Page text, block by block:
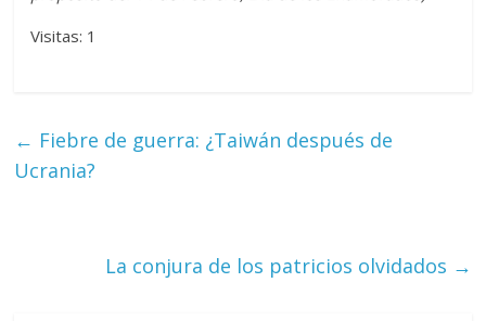
Visitas: 1
← Fiebre de guerra: ¿Taiwán después de
Ucrania?
La conjura de los patricios olvidados →